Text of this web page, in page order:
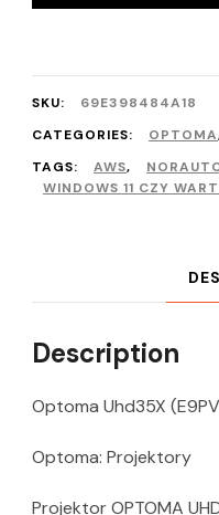
SKU:
69E398484A18
CATEGORIES:
OPTOMA
TAGS:
AWS,
WINDOWS 11 CZY
Description
Optoma Uhd35X
Optoma: Projektory
Projektor OPTOMA